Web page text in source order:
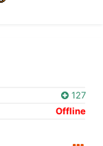
127
Offline